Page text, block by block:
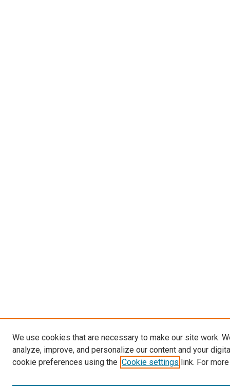
We use cookies that are necessary to make our site work.
analyze, improve, and personalize our content and your
cookie preferences using the Cookie settings link. For